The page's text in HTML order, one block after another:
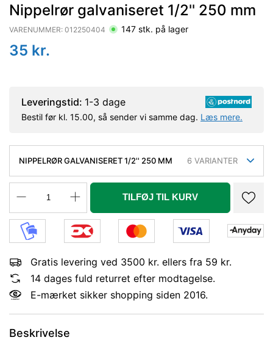
Nippelrør galvaniseret 1/2'' 250 mm
VARENUMMER: 012250404 147 stk. på lager
35 kr.
Leveringstid: 1-3 dage
Bestil før kl. 15.00, så sender vi samme dag. Læs mere.
NIPPELRØR GALVANISERET 1/2'' 250 MM 6 VARIANTER
TILFØJ TIL KURV
Gratis levering ved 3500 kr. ellers fra 59 kr.
14 dages fuld returret efter modtagelse.
E-mærket sikker shopping siden 2016.
Beskrivelse